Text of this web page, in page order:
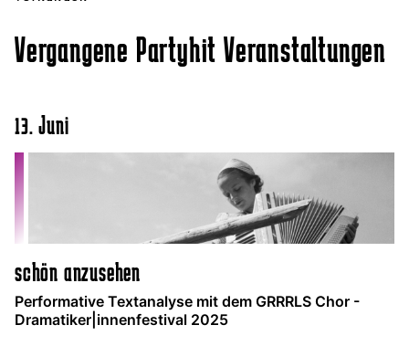
Vergangene Partyhit Veranstaltungen
13. Juni
schön anzusehen
Performative Textanalyse mit dem GRRRLS Chor -
Dramatiker|innenfestival 2025